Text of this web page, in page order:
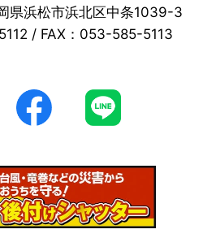
浜松市浜北区中条1039-3
/ FAX：053-585-5113